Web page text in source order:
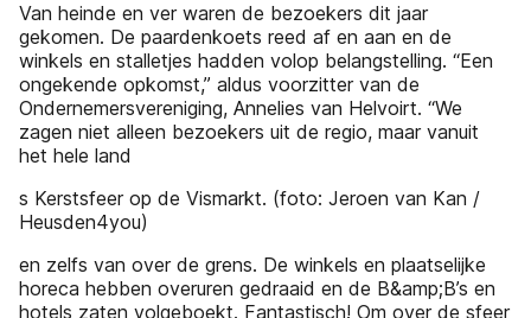
Van heinde en ver waren de bezoekers dit jaar
gekomen. De paardenkoets reed af en aan en de
winkels en stalletjes hadden volop belangstelling. “Een
ongekende opkomst,” aldus voorzitter van de
Ondernemersvereniging, Annelies van Helvoirt. “We
zagen niet alleen bezoekers uit de regio, maar vanuit
het hele land
s Kerstsfeer op de Vismarkt. (foto: Jeroen van Kan /
Heusden4you)
en zelfs van over de grens. De winkels en plaatselijke
horeca hebben overuren gedraaid en de B&amp;B’s en
hotels zaten volgeboekt. Fantastisch! Om over de sfeer